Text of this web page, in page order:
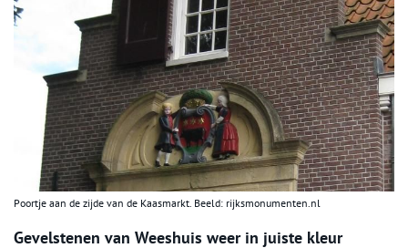
Poortje aan de zijde van de Kaasmarkt. Beeld: rijksmonumenten.nl
Gevelstenen van Weeshuis weer in juiste kleur